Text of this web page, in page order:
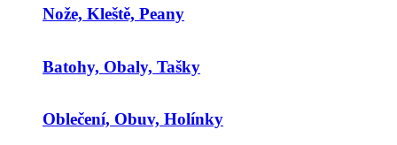
Nože, Kleště, Peany
Batohy, Obaly, Tašky
Oblečení, Obuv, Holínky